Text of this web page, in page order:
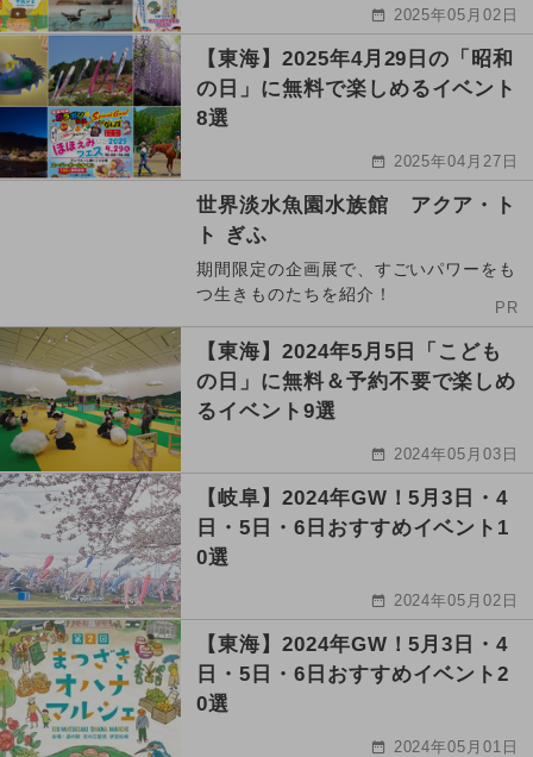
2025年05月02日
【東海】2025年4月29日の「昭和
の日」に無料で楽しめるイベント
8選
2025年04月27日
世界淡水魚園水族館 アクア・ト
ト ぎふ
期間限定の企画展で、すごいパワーをも
つ生きものたちを紹介！
PR
【東海】2024年5月5日「こども
の日」に無料＆予約不要で楽しめ
るイベント9選
2024年05月03日
【岐阜】2024年GW！5月3日・4
日・5日・6日おすすめイベント1
0選
2024年05月02日
【東海】2024年GW！5月3日・4
日・5日・6日おすすめイベント2
0選
2024年05月01日